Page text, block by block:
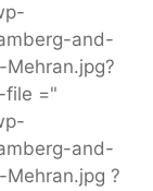
and-
file ="
and-
?